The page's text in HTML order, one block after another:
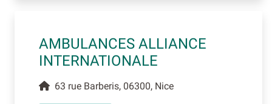
AMBULANCES ALLIANCE
INTERNATIONALE
63 rue Barberis, 06300, Nice